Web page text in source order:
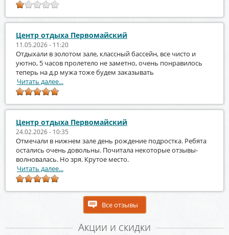
Центр отдыха Первомайский
11.05.2026 - 11:20
Отдыхали в золотом зале, классный бассейн, все чисто и
уютно, 5 часов пролетело не заметно, очень понравилось
теперь на д.р мужа тоже будем заказывать
Читать далее...
Центр отдыха Первомайский
24.02.2026 - 10:35
Отмечали в нижнем зале день рождение подростка. Ребята
остались очень довольны. Почитала некоторые отзывы-
волновалась. Но зря. Крутое место.
Читать далее...
Все отзывы
Акции и скидки